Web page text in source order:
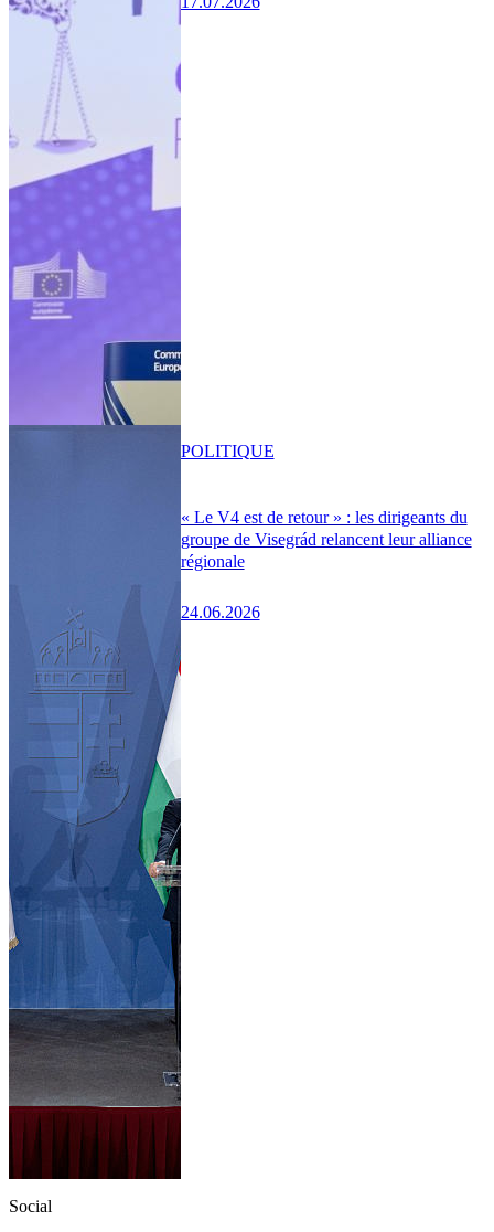
« Le V4 est de retour » : les dirigeants du
groupe de Visegrád relancent leur alliance
régionale
24.06.2026
POLITIQUE
Social